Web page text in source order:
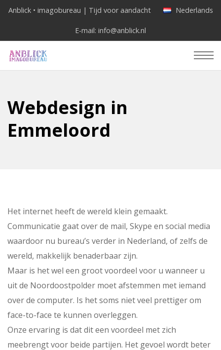
Anblick • imagobureau | Tijd voor aandacht Nederlands
E-mail: info@anblick.nl
Webdesign in
Emmeloord
Het internet heeft de wereld klein gemaakt.
Communicatie gaat over de mail, Skype en social media
waardoor nu bureau’s verder in Nederland, of zelfs de
wereld, makkelijk benaderbaar zijn.
Maar is het wel een groot voordeel voor u wanneer u
uit de Noordoostpolder moet afstemmen met iemand
over de computer. Is het soms niet veel prettiger om
face-to-face te kunnen overleggen.
Onze ervaring is dat dit een voordeel met zich
meebrengt voor beide partijen. Het gevoel wordt beter